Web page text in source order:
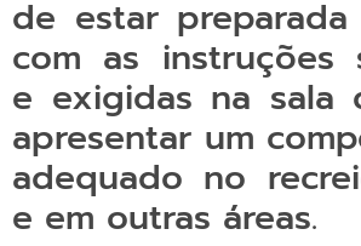
de estar
com as instruções
e exigidas na sala
apresentar um
adequado no
e em outras áreas.